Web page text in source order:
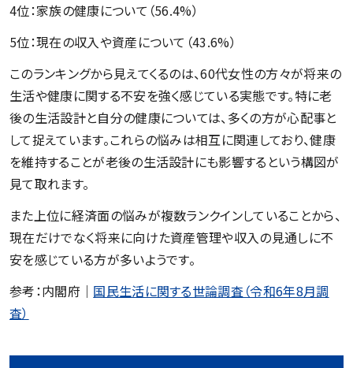
4位：家族の健康について（56.4%）
5位：現在の収入や資産について（43.6%）
このランキングから見えてくるのは、60代女性の方々が将来の
生活や健康に関する不安を強く感じている実態です。特に老
後の生活設計と自分の健康については、多くの方が心配事と
して捉えています。これらの悩みは相互に関連しており、健康
を維持することが老後の生活設計にも影響するという構図が
見て取れます。
また上位に経済面の悩みが複数ランクインしていることから、
現在だけでなく将来に向けた資産管理や収入の見通しに不
安を感じている方が多いようです。
参考：内閣府｜ 国民生活に関する世論調査（令和6年8月調
査）